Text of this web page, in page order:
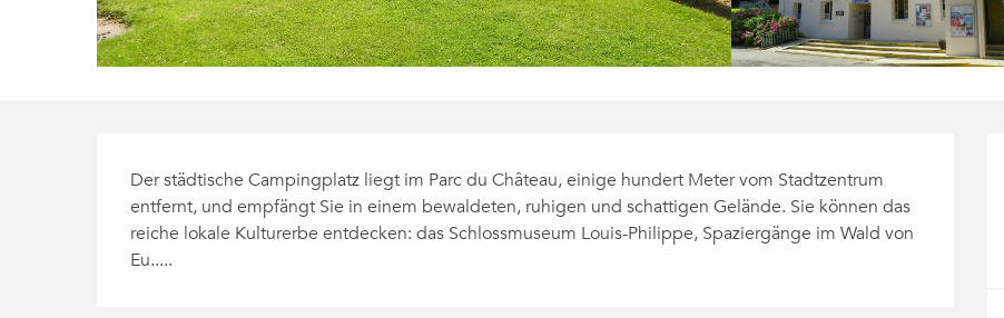
Der städtische Campingplatz liegt im Parc du Château, einige hundert Meter vom Stadtzentrum
entfernt, und empfängt Sie in einem bewaldeten, ruhigen und schattigen Gelände. Sie können das
reiche lokale Kulturerbe entdecken: das Schlossmuseum Louis-Philippe, Spaziergänge im Wald von
Eu.....